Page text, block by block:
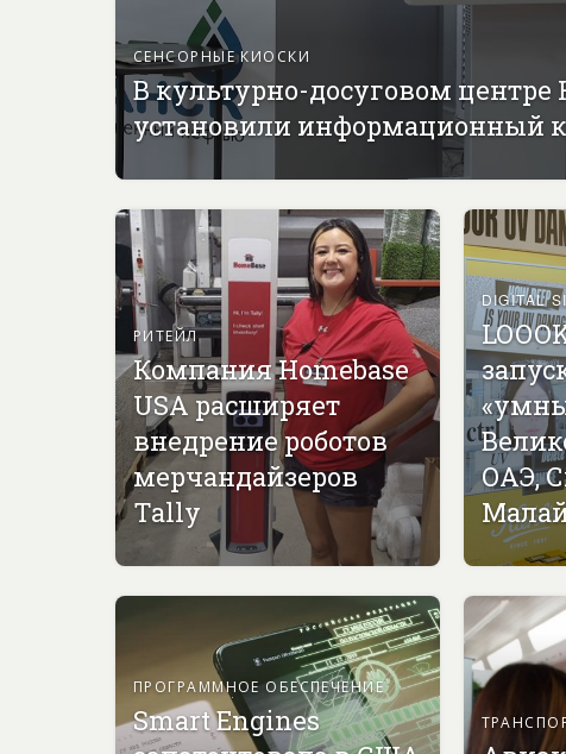
СЕНСОРНЫЕ КИОСКИ
В культурно-досуговом центре
установили информационный
РИТЕЙЛ
Компания Homebase
USA расширяет
внедрение роботов
мерчандайзеров
Tally
DIGITAL
ОАЭ,
ПРОГРАММНОЕ ОБЕСПЕЧЕНИЕ
Smart Engines